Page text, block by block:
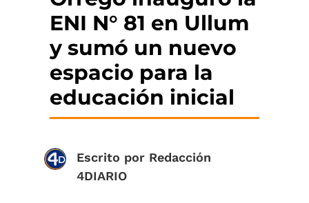
ENI N° 81 en Ullum
y sumó un nuevo
espacio para la
educación inicial
Escrito por Redacción
4DIARIO